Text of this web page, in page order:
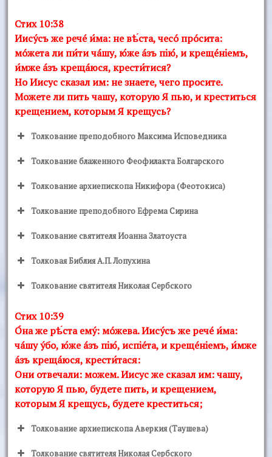
Стих 10:38
Иисýсъ же речé и́ма: не вѣ́ста, чесó прóсита:
мóжета ли пи́ти чáшу, ю́же áзъ пiю́, и крещéнiемъ,
и́мже áзъ крещáюся, крести́тися?
Но Иисус сказал им: не знаете, чего просите.
Можете ли пить чашу, которую Я пью, и креститься
крещением, которым Я крещусь?
Толкование преподобного Максима Исповедника
Толкование блаженного Феофилакта Болгарского
Толкование архиепископа Никифора (Феотокиса)
Толкование преподобного Ефрема Сирина
Толкование святителя Иоанна Златоуста
Толковая Библия А.П. Лопухина
Толкование святителя Николая Сербского
Стих 10:39
О́на же рѣ́ста емý: мóжева. Иисýсъ же речé и́ма:
чáшу ýбо, ю́же áзъ пiю́, испiéта, и крещéнiемъ, и́мже
áзъ крещáюся, крести́тася:
Они отвечали: можем. Иисус же сказал им: чашу,
которую Я пью, будете пить, и крещением,
которым Я крещусь, будете креститься;
Толкование архиепископа Аверкия (Таушева)
Толкование святителя Николая Сербского